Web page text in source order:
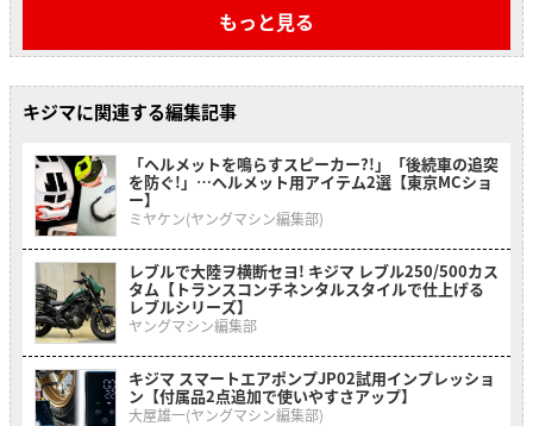
もっと見る
キジマに関連する編集記事
「ヘルメットを鳴らすスピーカー?!」「後続車の追突
を防ぐ!」…ヘルメット用アイテム2選【東京MCショ
ー】
ミヤケン(ヤングマシン編集部)
レブルで大陸ヲ横断セヨ! キジマ レブル250/500カス
タム【トランスコンチネンタルスタイルで仕上げる
レブルシリーズ】
ヤングマシン編集部
キジマ スマートエアポンプJP02試用インプレッショ
ン【付属品2点追加で使いやすさアップ】
大屋雄一(ヤングマシン編集部)